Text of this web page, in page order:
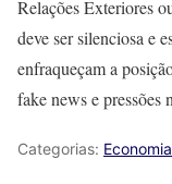
Relações Exteriores
deve ser silenciosa e
enfraqueçam a
fake news e pressões
Categorias: Economia